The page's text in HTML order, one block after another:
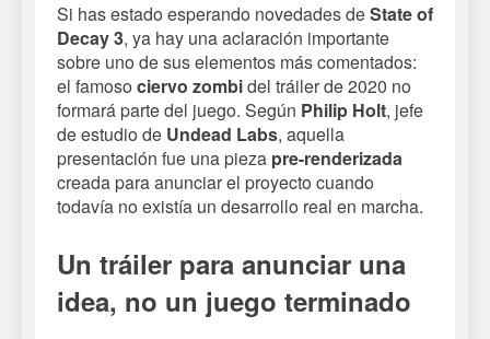
Si has estado esperando novedades deState of
Decay 3, ya hay una aclaración importante
sobre uno de sus elementos más comentados:
el famoso ciervo zombidel tráiler de 2020 no
formará parte del juego. Según Philip Holt, jefe
de estudio de Undead Labs, aquella
presentación fue una pieza pre-renderizada
creada para anunciar el proyecto cuando
todavía no existía un desarrollo real en marcha.
Un tráiler para anunciar una
idea, no un juego terminado